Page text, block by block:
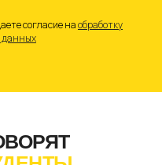
согласие наобработку
данных